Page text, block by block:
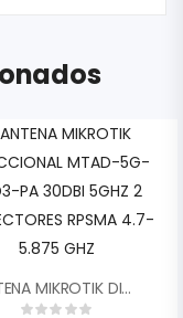
ANTENA MIKROTIK DIRECCIONAL MTAD-5G-30D3-PA 30DBI 5GHZ 2 CONECTORES RPSMA 4.7-5.875 GHZ